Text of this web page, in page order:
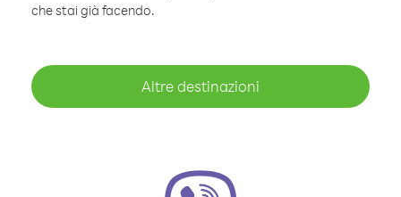
che stai già facendo.
Altre destinazioni